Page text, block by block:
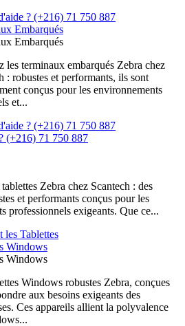
? (+216) 71 750 887
Embarqués
Embarqués
les terminaux embarqués Zebra chez
: robustes et performants, ils sont
conçus pour les environnements
et...
? (+216) 71 750 887
(+216) 71 750 887
Zebra chez Scantech : des
et performants conçus pour les
professionnels exigeants. Que ce...
les Tablettes
Windows
Windows
Windows robustes Zebra, conçues
aux besoins exigeants des
Ces appareils allient la polyvalence